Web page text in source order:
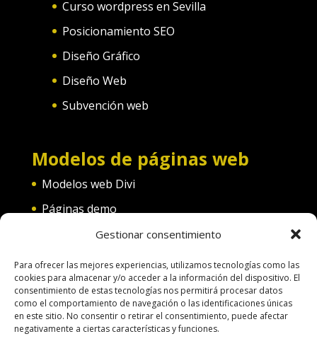
Gestionar consentimiento
Para ofrecer las mejores experiencias, utilizamos tecnologías como las
cookies para almacenar y/o acceder a la información del dispositivo. El
consentimiento de estas tecnologías nos permitirá procesar datos
como el comportamiento de navegación o las identificaciones únicas
en este sitio. No consentir o retirar el consentimiento, puede afectar
negativamente a ciertas características y funciones.
Curso wordpress en Sevilla
Posicionamiento SEO
Diseño Gráfico
Diseño Web
Subvención web
Modelos de páginas web
Modelos web Divi
Páginas demo
Web convento
Web diferentes categorías